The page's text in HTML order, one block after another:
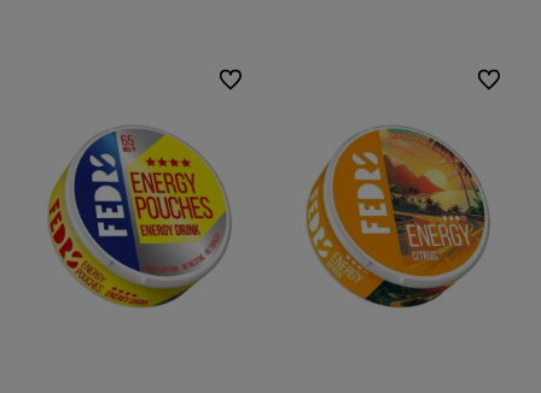
Do ulubionych Do